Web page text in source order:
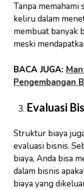
Tanpa memahami
keliru dalam
membuat banyak
meski
BACA JUGA:
Pengembangan
Evaluasi
Struktur biaya
evaluasi bisnis.
biaya, Anda bisa
dalam bisnis
biaya yang